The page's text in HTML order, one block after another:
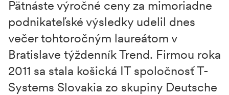
Pätnáste výročné ceny za mimoriadne
podnikateľské výsledky udelil dnes
večer tohtoročným laureátom v
Bratislave týždenník Trend. Firmou roka
2011 sa stala košická IT spoločnosť T-
Systems Slovakia zo skupiny Deutsche